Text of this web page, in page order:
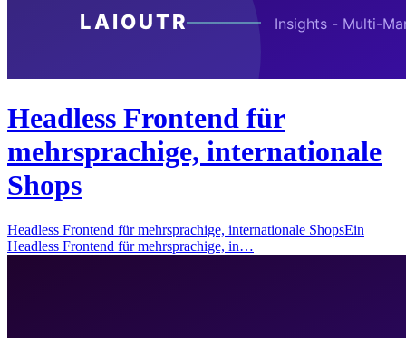
Headless Frontend für
mehrsprachige, internationale
Shops
Headless Frontend für mehrsprachige, internationale ShopsEin
Headless Frontend für mehrsprachige, in…